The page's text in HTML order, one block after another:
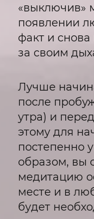
«выключив»
появлении
факт и
за своим
Лучше
после
утра) и
этому для
постепенно
образом, вы
медитацию
месте и в
будет